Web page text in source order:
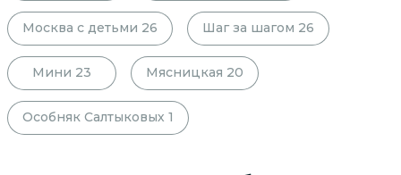
Москва с детьми 26 Шаг за шагом 26
Мини 23 Мясницкая 20
Особняк Салтыковых 1